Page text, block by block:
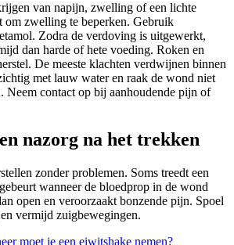
van napijn, zwelling of een lichte
om zwelling te beperken. Gebruik
Zodra de verdoving is uitgewerkt,
dan harde of hete voeding. Roken en
De meeste klachten verdwijnen binnen
met lauw water en raak de wond niet
Neem contact op bij aanhoudende pijn of
nazorg na het trekken
zonder problemen. Soms treedt een
wanneer de bloedprop in de wond
open en veroorzaakt bonzende pijn. Spoel
vermijd zuigbewegingen.
moet je een eiwitshake nemen?